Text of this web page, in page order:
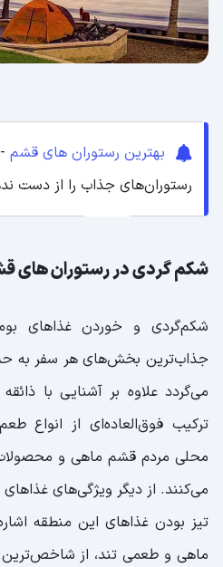
بهترین رستوران های قشم
رستوران‌های جذاب را از دست
شکم گردی در رستوران ‌های
شکم‌گردی و خوردن غذاهای
جذاب‌ترین بخش‌های هر سفر به
می‌گردد علاوه بر آشنایی با
ترکیب فوق‌العاده‌ای از انواع
محلی مردم قشم ماهی و
می‌کنند. از دیگر ویژگی‌های
تیز بودن غذاهای این منطقه
ماهی و طعمی تند، از